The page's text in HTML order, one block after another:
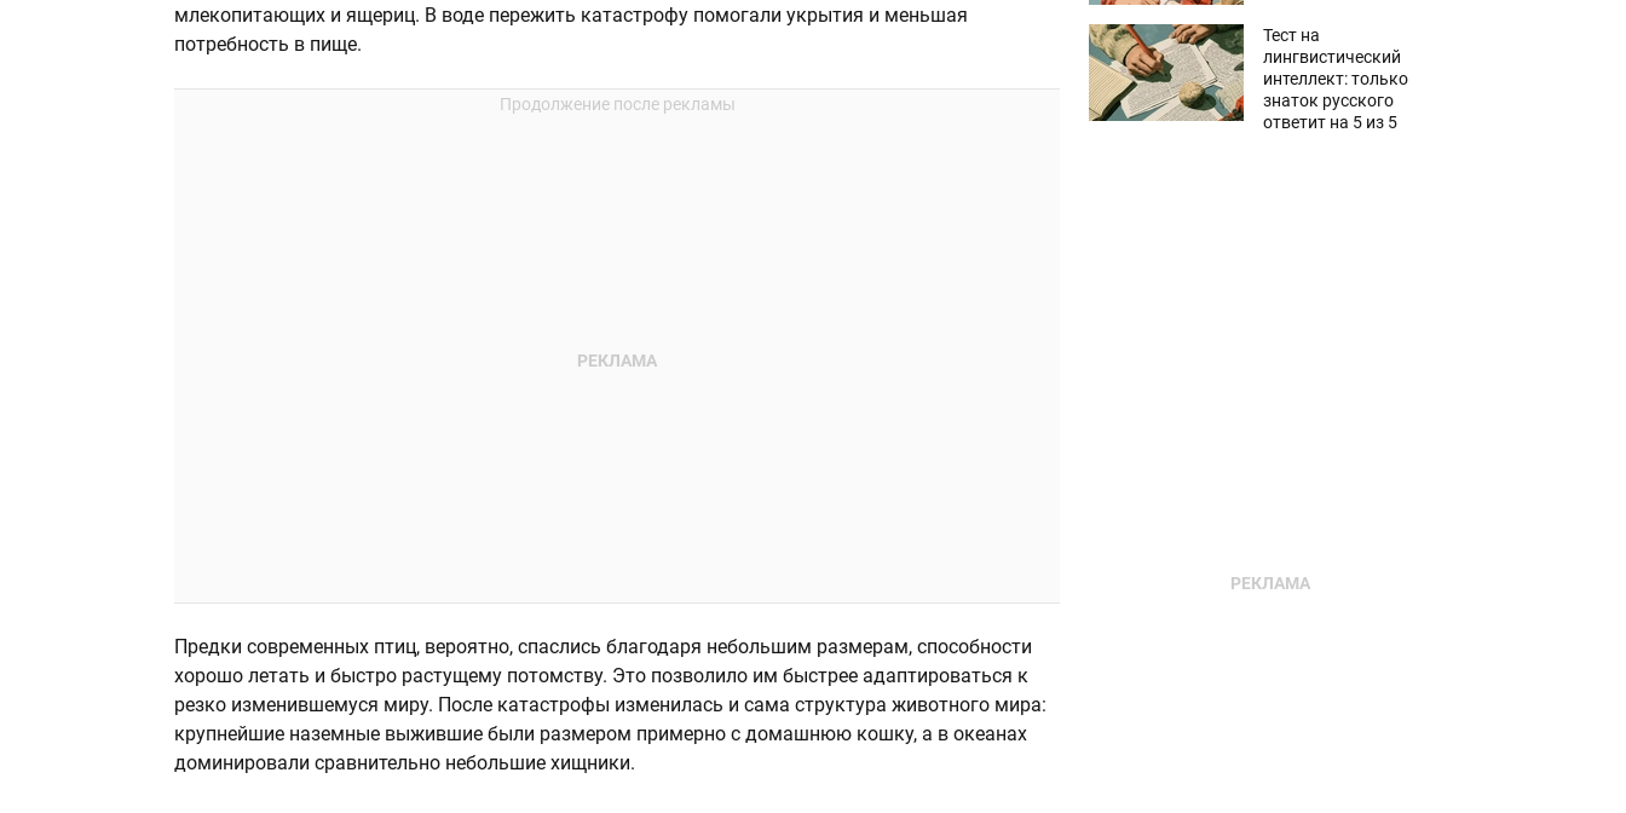
млекопитающих и ящериц. В воде пережить катастрофу помогали укрытия и меньшая
потребность в пище.
Предки современных птиц, вероятно, спаслись благодаря небольшим размерам, способности
хорошо летать и быстро растущему потомству. Это позволило им быстрее адаптироваться к
резко изменившемуся миру. После катастрофы изменилась и сама структура животного мира:
крупнейшие наземные выжившие были размером примерно с домашнюю кошку, а в океанах
доминировали сравнительно небольшие хищники.
Тест на
лингвистический
интеллект: только
знаток русского
ответит на 5 из 5